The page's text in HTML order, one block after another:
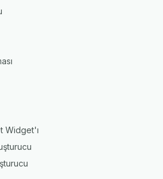
Widget'ı